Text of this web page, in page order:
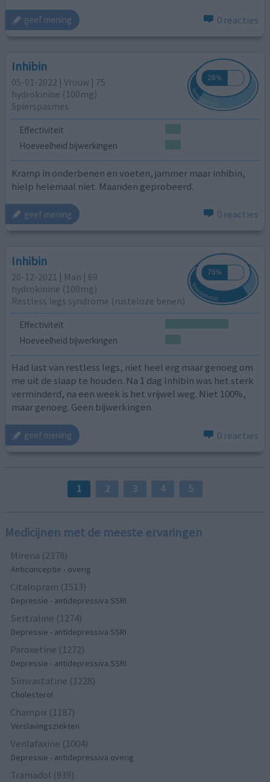
geef mening 0 reacties
Inhibin
05-01-2022 | Vrouw | 75
hydrokinine (100mg)
Spierspasmes
Effectiviteit
Hoeveelheid bijwerkingen
Kramp in onderbenen en voeten, jammer maar inhibin,
hielp helemaal niet. Maanden geprobeerd.
geef mening 0 reacties
Inhibin
20-12-2021 | Man | 69
hydrokinine (100mg)
Restless legs syndrome (rusteloze benen)
Effectiviteit
Hoeveelheid bijwerkingen
Had last van restless legs, niet heel erg maar genoeg om
me uit de slaap te houden. Na 1 dag Inhibin was het sterk
verminderd, na een week is het vrijwel weg. Niet 100%,
maar genoeg. Geen bijwerkingen.
geef mening 0 reacties
1 2 3 4 5
Medicijnen met de meeste ervaringen
Mirena (2378)
Anticonceptie - overig
Citalopram (1513)
Depressie - antidepressiva SSRI
Sertraline (1274)
Depressie - antidepressiva SSRI
Paroxetine (1272)
Depressie - antidepressiva SSRI
Simvastatine (1228)
Cholesterol
Champix (1187)
Verslavingsziekten
Venlafaxine (1004)
Depressie - antidepressiva overig
Tramadol (939)